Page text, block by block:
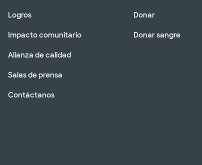
Logros
Impacto comunitario
Alianza de calidad
Salas de prensa
Contáctanos
Donar
Donar sangre